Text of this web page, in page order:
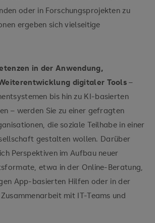
oder in Forschungsprojekten zu
ergeben sich vielseitige
in der Anwendung,
digitaler Tools –
bis hin zu KI-basierten
– werden Sie zu einer gefragten
die soziale Teilhabe in einer
gestalten wollen. Darüber
Perspektiven im Aufbau neuer
etwa in der Online-Beratung,
App-basierten Hilfen oder in der
mit IT-Teams und